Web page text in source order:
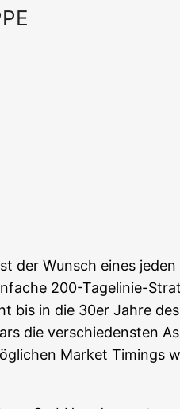
der Wunsch eines jeden
200-Tage­li­nie-
bis in die 30er Jah­re
die ver­schie­dens­ten
Mar­ket Timings